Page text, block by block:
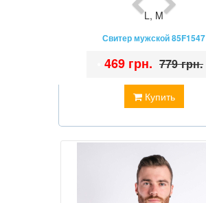
L, M
Свитер мужской 85F1547
Купить
469 грн. 779 грн.